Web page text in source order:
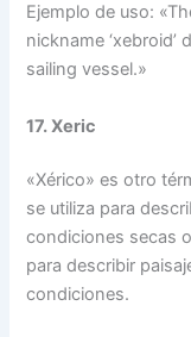
Ejemplo de uso:
nickname
sailing vessel.»
17. Xeric
«Xérico» es otro
se utiliza para
condiciones secas
para describir
condiciones.